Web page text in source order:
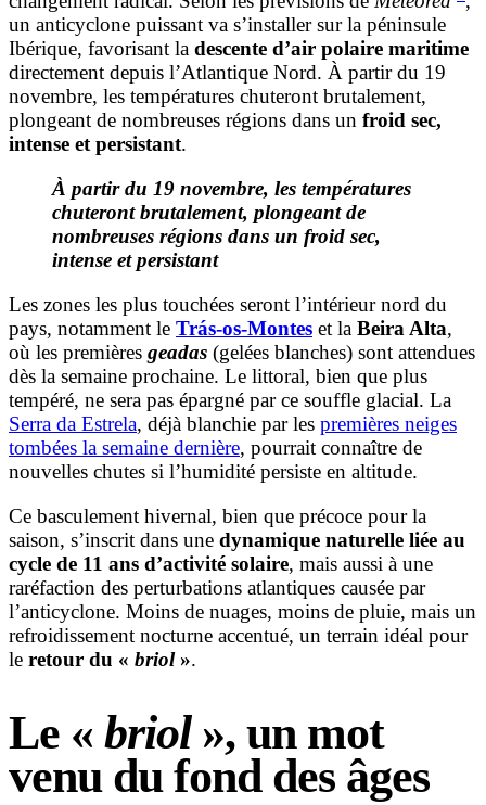
un anticyclone puissant va s’installer sur la péninsule
Ibérique, favorisant la descente d’air polaire maritime
directement depuis l’Atlantique Nord. À partir du 19
novembre, les températures chuteront brutalement,
plongeant de nombreuses régions dans un froid sec,
intense et persistant.
À partir du 19 novembre, les températures
chuteront brutalement, plongeant de
nombreuses régions dans un froid sec,
intense et persistant
Les zones les plus touchées seront l’intérieur nord du
pays, notamment le Trás-os-Montes et la Beira Alta,
où les premières geadas (gelées blanches) sont attendues
dès la semaine prochaine. Le littoral, bien que plus
tempéré, ne sera pas épargné par ce souffle glacial. La
Serra da Estrela, déjà blanchie par les premières neiges
tombées la semaine dernière, pourrait connaître de
nouvelles chutes si l’humidité persiste en altitude.
Ce basculement hivernal, bien que précoce pour la
saison, s’inscrit dans une dynamique naturelle liée au
cycle de 11 ans d’activité solaire, mais aussi à une
raréfaction des perturbations atlantiques causée par
l’anticyclone. Moins de nuages, moins de pluie, mais un
refroidissement nocturne accentué, un terrain idéal pour
le retour du « briol».
Le « briol», un mot
venu du fond des âges